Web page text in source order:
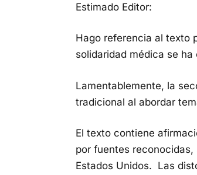
Estimado Editor:
Hago referencia al texto
solidaridad médica se
Lamentablemente, la
tradicional al abordar
El texto contiene
por fuentes
Estados Unidos. Las